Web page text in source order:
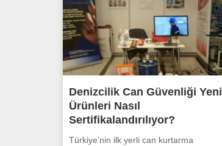
Denizcilik Can Güvenliği Yeni
Ürünleri Nasıl
Sertifikalandırılıyor?
Türkiye’nin ilk yerli can kurtarma